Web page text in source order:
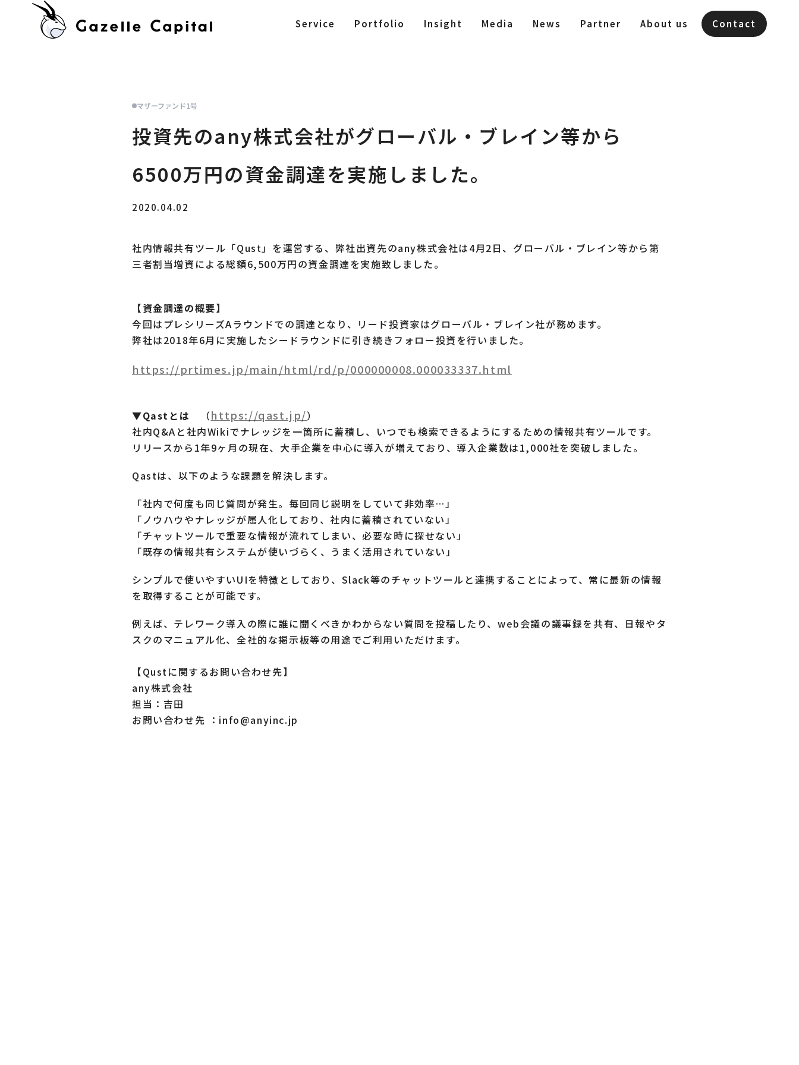
Service Portfolio Insight Media News Partner About us Contact
マザーファンド1号
投資先のany株式会社がグローバル・ブレイン等から
6500万円の資金調達を実施しました。
2020.04.02
社内情報共有ツール「Qust」を運営する、弊社出資先のany株式会社は4月2日、グローバル・ブレイン等から第
三者割当増資による総額6,500万円の資金調達を実施致しました。
【資金調達の概要】
今回はプレシリーズAラウンドでの調達となり、リード投資家はグローバル・ブレイン社が務めます。
弊社は2018年6月に実施したシードラウンドに引き続きフォロー投資を行いました。
https://prtimes.jp/main/html/rd/p/000000008.000033337.html
▼Qastとは （https://qast.jp/）
社内Q&Aと社内Wikiでナレッジを一箇所に蓄積し、いつでも検索できるようにするための情報共有ツールです。
リリースから1年9ヶ月の現在、大手企業を中心に導入が増えており、導入企業数は1,000社を突破しました。
Qastは、以下のような課題を解決します。
「社内で何度も同じ質問が発生。毎回同じ説明をしていて非効率…」
「ノウハウやナレッジが属人化しており、社内に蓄積されていない」
「チャットツールで重要な情報が流れてしまい、必要な時に探せない」
「既存の情報共有システムが使いづらく、うまく活用されていない」
シンプルで使いやすいUIを特徴としており、Slack等のチャットツールと連携することによって、常に最新の情報
を取得することが可能です。
例えば、テレワーク導入の際に誰に聞くべきかわからない質問を投稿したり、web会議の議事録を共有、日報やタ
スクのマニュアル化、全社的な掲示板等の用途でご利用いただけます。
【Qustに関するお問い合わせ先】
any株式会社
担当：吉田
お問い合わせ先 ：info@anyinc.jp